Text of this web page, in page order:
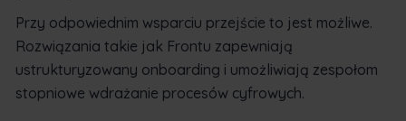
Przy odpowiednim wsparciu przejście to jest możliwe.
Rozwiązania takie jak Frontu zapewniają
ustrukturyzowany onboarding i umożliwiają zespołom
stopniowe wdrażanie procesów cyfrowych.